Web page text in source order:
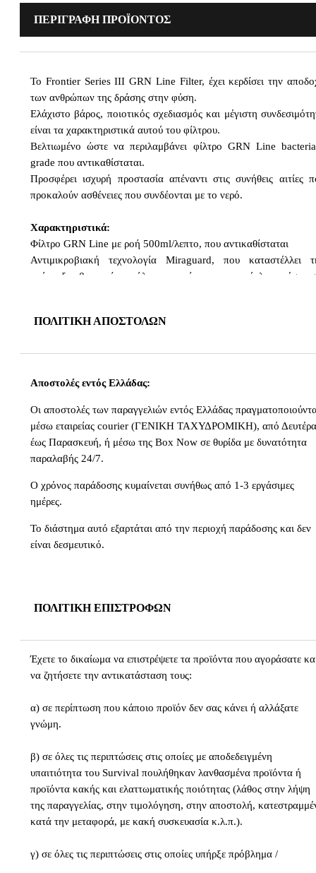
ΠΕΡΙΓΡΑΦΗ ΠΡΟΪΟΝΤΟΣ
Το Frontier Series III GRN Line Filter, έχει κερδίσει την
των ανθρώπων της δράσης στην φύση.
Ελάχιστο βάρος, ποιοτικός σχεδιασμός και μέγιστη
είναι τα χαρακτηριστικά αυτού του φίλτρου.
Βελτιωμένο ώστε να περιλαμβάνει φίλτρο GRN Line
grade που αντικαθίσταται.
Προσφέρει ισχυρή προστασία απέναντι στις συνήθεις αιτίες
προκαλούν ασθένειες που συνδέονται με το νερό.
Χαρακτηριστικά:
Φίλτρο GRN Line με ροή 500ml/λεπτο, που αντικαθίσταται
Αντιμικροβιακή τεχνολογία Miraguard, που καταστέλλει
ανάπτυξη βακτηρίων, άλγης, μυκήτων και μούχλας μέσα
Χωρίς BPA, χημικά και ιώδιο.
System & Tactical Frontier Pro Filter
ΠΟΛΙΤΙΚΗ ΑΠΟΣΤΟΛΩΝ
Αποστολές εντός Ελλάδας:
Οι αποστολές των παραγγελιών εντός Ελλάδας
μέσω εταιρείας courier (ΓΕΝΙΚΗ ΤΑΧΥΔΡΟΜΙΚΗ), από Δευτέρα
έως Παρασκευή, ή μέσω της Box Now σε θυρίδα με δυνατότητα
παραλαβής 24/7.
Ο χρόνος παράδοσης κυμαίνεται συνήθως από 1-3 εργάσιμες
ημέρες.
Το διάστημα αυτό εξαρτάται από την περιοχή παράδοσης και δεν
είναι δεσμευτικό.
τους τρόπους πληρωμής: Πιστωτική/Χρεωστική κάρτα,
PayPal, Τραπεζική Κατάθεση)
περίπτωση πληρωμής με αντικαταβολή, υπάρχει επιπλέον
Οι παραγγελίες εντός Ελλάδας από € 90,00 και άνω δε
με μεταφορικά έξοδα ή έξοδα αντικαταβολής.
Για τις αποστολές με Γενική Ταχυδρομική μπορείτε να επιλέξετε
σας, σημειώνοντας την επιλογή σας αυτή στα πεδίο ΣΧΟΛΙΑ
ΠΟΛΙΤΙΚΗ ΕΠΙΣΤΡΟΦΩΝ
Έχετε το δικαίωμα να επιστρέψετε τα προϊόντα που αγοράσατε
να ζητήσετε την αντικατάσταση τους:
α) σε περίπτωση που κάποιο προϊόν δεν σας κάνει ή αλλάξατε
γνώμη.
β) σε όλες τις περιπτώσεις στις οποίες με αποδεδειγμένη
υπαιτιότητα του Survival πουλήθηκαν λανθασμένα προϊόντα ή
προϊόντα κακής και ελαττωματικής ποιότητας (λάθος στην λήψη
της παραγγελίας, στην τιμολόγηση, στην αποστολή,
κατά την μεταφορά, με κακή συσκευασία κ.λ.π.).
γ) σε όλες τις περιπτώσεις στις οποίες υπήρξε πρόβλημα /